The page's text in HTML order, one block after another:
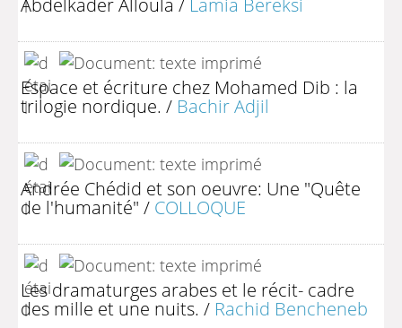
Espace et écriture chez Mohamed Dib : la
trilogie nordique. / Bachir Adjil
Andrée Chédid et son oeuvre: Une "Quête
de l'humanité" / COLLOQUE
Les dramaturges arabes et le récit- cadre
des mille et une nuits. / Rachid Bencheneb